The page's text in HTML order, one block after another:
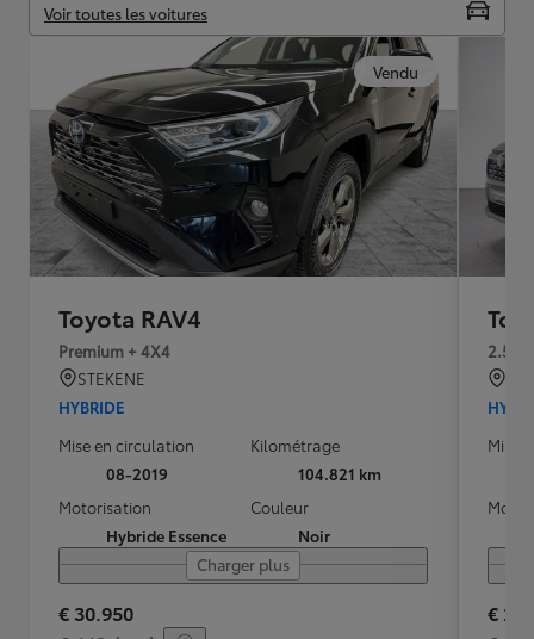
Voir toutes les voitures
Vendu
Toyota RAV4
Premium + 4X4
STEKENE
HYBRIDE
Mise en circulation
08-2019
Kilométrage
104.821 km
Motorisation
Hybride Essence
Couleur
Noir
Charger plus
€ 30.950
2.5
Mise
€